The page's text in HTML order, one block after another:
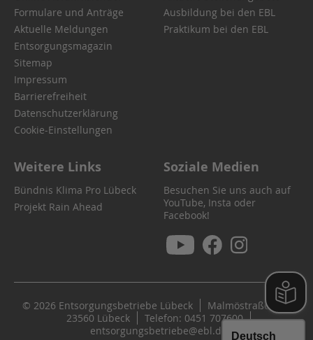
Formulare und Anträge
Aktuelle Meldungen
Entsorgungsmagazin
Sitemap
Impressum
Barrierefreiheit
Datenschutzerklärung
Cookie-Einstellungen
Ausbildung bei den EBL
Praktikum bei den EBL
Weitere Links
Bündnis Klima Pro Lübeck
Projekt Rain Ahead
Soziale Medien
Besuchen Sie uns auch auf
YouTube, Insta oder
Facebook!
© 2026 Entsorgungsbetriebe Lübeck
Malmöstraße 22
23560 Lübeck
Telefon: 0451 707600
entsorgungsbetriebe@ebl.de